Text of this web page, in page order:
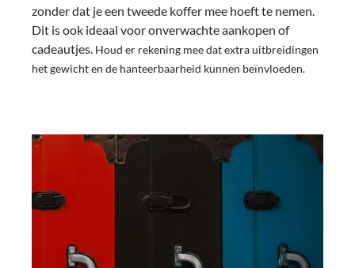
zonder dat je een tweede koffer mee hoeft te nemen.
Dit is ook ideaal voor onverwachte aankopen of
cadeautjes. Houd er rekening mee dat extra uitbreidingen
het gewicht en de hanteerbaarheid kunnen beïnvloeden.